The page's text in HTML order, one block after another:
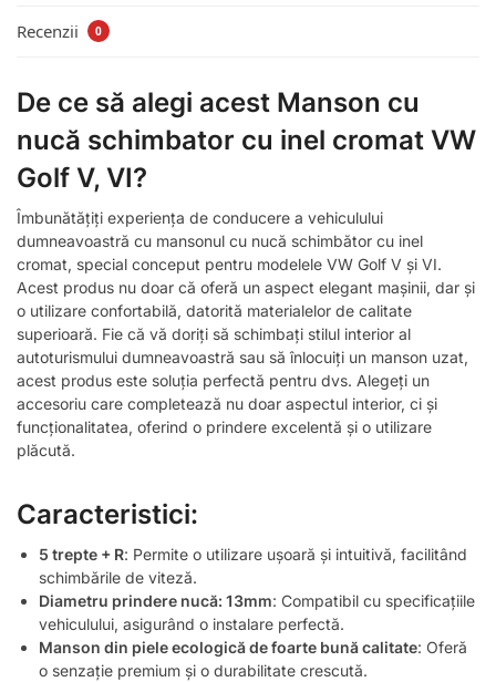
Recenzii 0
De ce să alegi acest Manson cu
nucă schimbator cu inel cromat VW
Golf V, VI?
Îmbunătățiți experiența de conducere a vehiculului
dumneavoastră cu mansonul cu nucă schimbător cu inel
cromat, special conceput pentru modelele VW Golf V și VI.
Acest produs nu doar că oferă un aspect elegant mașinii, dar și
o utilizare confortabilă, datorită materialelor de calitate
superioară. Fie că vă doriți să schimbați stilul interior al
autoturismului dumneavoastră sau să înlocuiți un manson uzat,
acest produs este soluția perfectă pentru dvs. Alegeți un
accesoriu care completează nu doar aspectul interior, ci și
funcționalitatea, oferind o prindere excelentă și o utilizare
plăcută.
Caracteristici:
5 trepte + R: Permite o utilizare ușoară și intuitivă, facilitând
schimbările de viteză.
Diametru prindere nucă: 13mm: Compatibil cu specificațiile
vehiculului, asigurând o instalare perfectă.
Manson din piele ecologică de foarte bună calitate: Oferă
o senzație premium și o durabilitate crescută.